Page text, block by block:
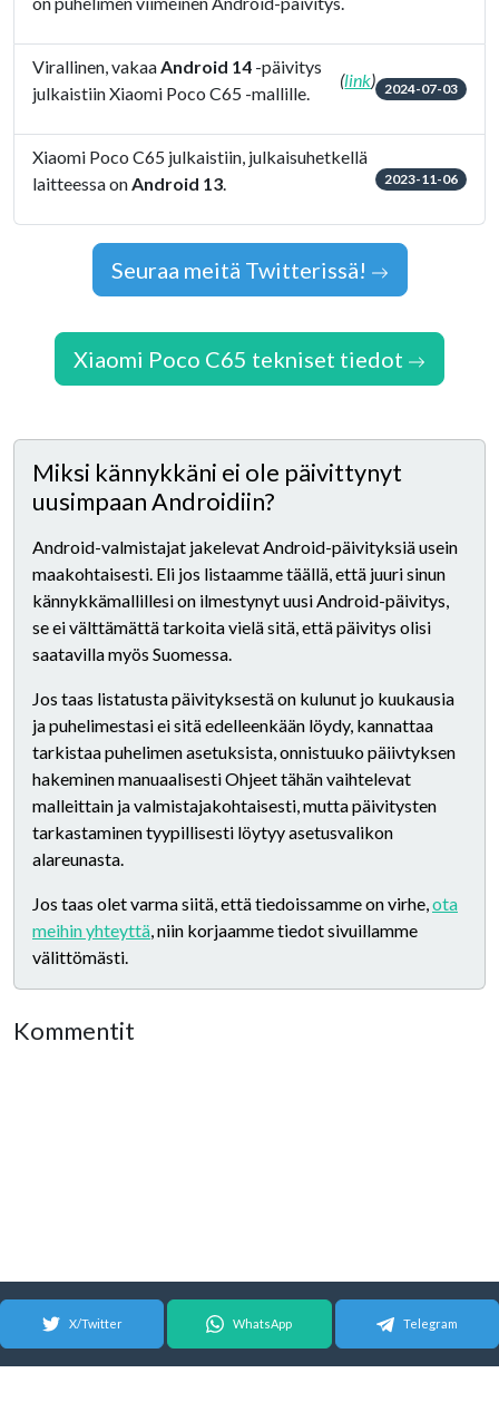
Virallinen, vakaaAndroid 14 -päivitys
julkaistiin Xiaomi Poco C65 -mallille.
(link) 2024-07-03
Xiaomi Poco C65 julkaistiin, julkaisuhetkellä
laitteessa onAndroid 13. 2023-11-06
Seuraa meitä Twitterissä!
Xiaomi Poco C65 tekniset tiedot
Miksi kännykkäni ei ole päivittynyt
uusimpaan Androidiin?
Android-valmistajat jakelevat Android-päivityksiä usein
maakohtaisesti. Eli jos listaamme täällä, että juuri sinun
kännykkämallillesi on ilmestynyt uusi Android-päivitys,
se ei välttämättä tarkoita vielä sitä, että päivitys olisi
saatavilla myös Suomessa.
Jos taas listatusta päivityksestä on kulunut jo kuukausia
ja puhelimestasi ei sitä edelleenkään löydy, kannattaa
tarkistaa puhelimen asetuksista, onnistuuko päiivtyksen
hakeminen manuaalisesti Ohjeet tähän vaihtelevat
malleittain ja valmistajakohtaisesti, mutta päivitysten
tarkastaminen tyypillisesti löytyy asetusvalikon
alareunasta.
Jos taas olet varma siitä, että tiedoissamme on virhe,ota
meihin yhteyttä, niin korjaamme tiedot sivuillamme
välittömästi.
Kommentit
X/Twitter WhatsApp Telegram